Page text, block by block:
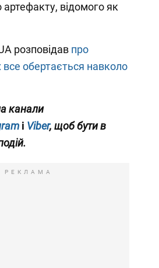
відомого як
розповідавпро
все обертається навколо
канали
і Viber, щоб бути в
РЕКЛАМА